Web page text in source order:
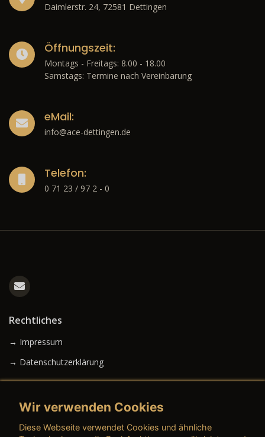
Daimlerstr. 24, 72581 Dettingen
Öffnungszeit:
Montags - Freitags: 8.00 - 18.00
Samstags: Termine nach Vereinbarung
eMail:
info@ace-dettingen.de
Telefon:
0 71 23 / 97 2 - 0
Rechtliches
→ Impressum
→ Datenschutzerklärung
Wir verwenden Cookies
Diese Webseite verwendet Cookies und ähnliche